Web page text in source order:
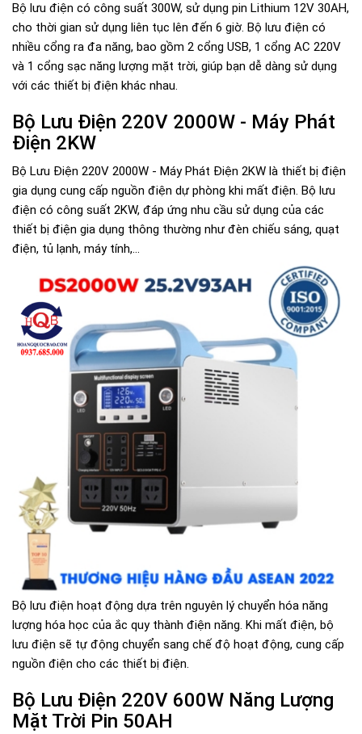
Bộ lưu điện có công suất 300W, sử dụng pin Lithium 12V 30AH,
cho thời gian sử dụng liên tục lên đến 6 giờ. Bộ lưu điện có
nhiều cổng ra đa năng, bao gồm 2 cổng USB, 1 cổng AC 220V
và 1 cổng sạc năng lượng mặt trời, giúp bạn dễ dàng sử dụng
với các thiết bị điện khác nhau.
Bộ Lưu Điện 220V 2000W - Máy Phát
Điện 2KW
Bộ Lưu Điện 220V 2000W - Máy Phát Điện 2KW là thiết bị điện
gia dụng cung cấp nguồn điện dự phòng khi mất điện. Bộ lưu
điện có công suất 2KW, đáp ứng nhu cầu sử dụng của các
thiết bị điện gia dụng thông thường như đèn chiếu sáng, quạt
điện, tủ lạnh, máy tính,...
Bộ lưu điện hoạt động dựa trên nguyên lý chuyển hóa năng
lượng hóa học của ắc quy thành điện năng. Khi mất điện, bộ
lưu điện sẽ tự động chuyển sang chế độ hoạt động, cung cấp
nguồn điện cho các thiết bị điện.
Bộ Lưu Điện 220V 600W Năng Lượng
Mặt Trời Pin 50AH